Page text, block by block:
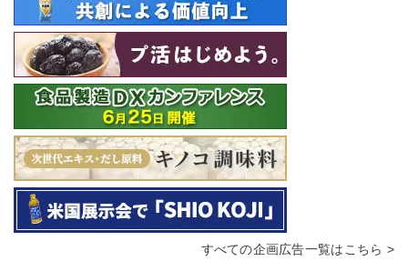
すべての企画広告一覧はこちら >